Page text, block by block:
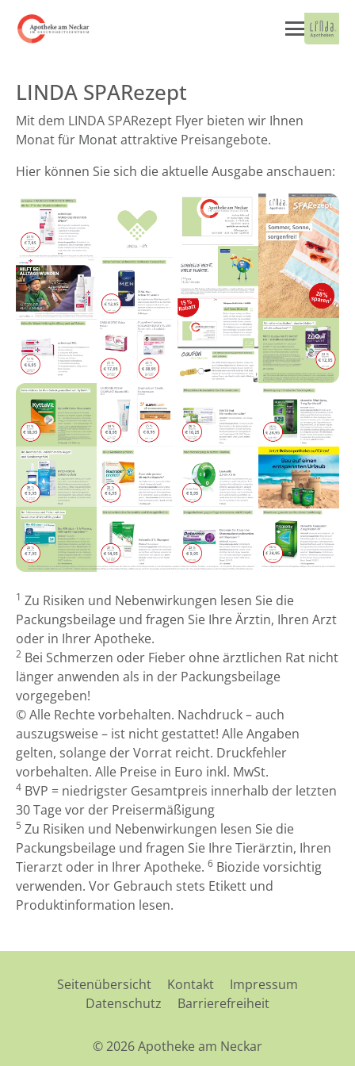
LINDA SPARezept
Mit dem LINDA SPARezept Flyer bieten wir Ihnen
Monat für Monat attraktive Preisangebote.
Hier können Sie sich die aktuelle Ausgabe anschauen:
1 Zu Risiken und Nebenwirkungen lesen Sie die
Packungsbeilage und fragen Sie Ihre Ärztin, Ihren Arzt
oder in Ihrer Apotheke.
2 Bei Schmerzen oder Fieber ohne ärztlichen Rat nicht
länger anwenden als in der Packungsbeilage
vorgegeben!
© Alle Rechte vorbehalten. Nachdruck – auch
auszugsweise – ist nicht gestattet! Alle Angaben
gelten, solange der Vorrat reicht. Druckfehler
vorbehalten. Alle Preise in Euro inkl. MwSt.
4 BVP = niedrigster Gesamtpreis innerhalb der letzten
30 Tage vor der Preisermäßigung
5 Zu Risiken und Nebenwirkungen lesen Sie die
Packungsbeilage und fragen Sie Ihre Tierärztin, Ihren
Tierarzt oder in Ihrer Apotheke. 6 Biozide vorsichtig
verwenden. Vor Gebrauch stets Etikett und
Produktinformation lesen.
Seitenübersicht Kontakt
Impressum
Datenschutz
Barrierefreiheit
© 2026 Apotheke am Neckar